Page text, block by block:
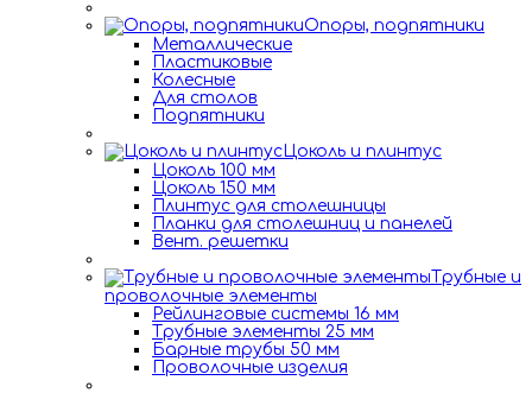
Опоры, подпятники
Металлические
Пластиковые
Колесные
Для столов
Подпятники
Цоколь и плинтус
Цоколь 100 мм
Цоколь 150 мм
Плинтус для столешницы
Планки для столешниц и панелей
Вент. решетки
Трубные и
проволочные элементы
Рейлинговые системы 16 мм
Трубные элементы 25 мм
Барные трубы 50 мм
Проволочные изделия